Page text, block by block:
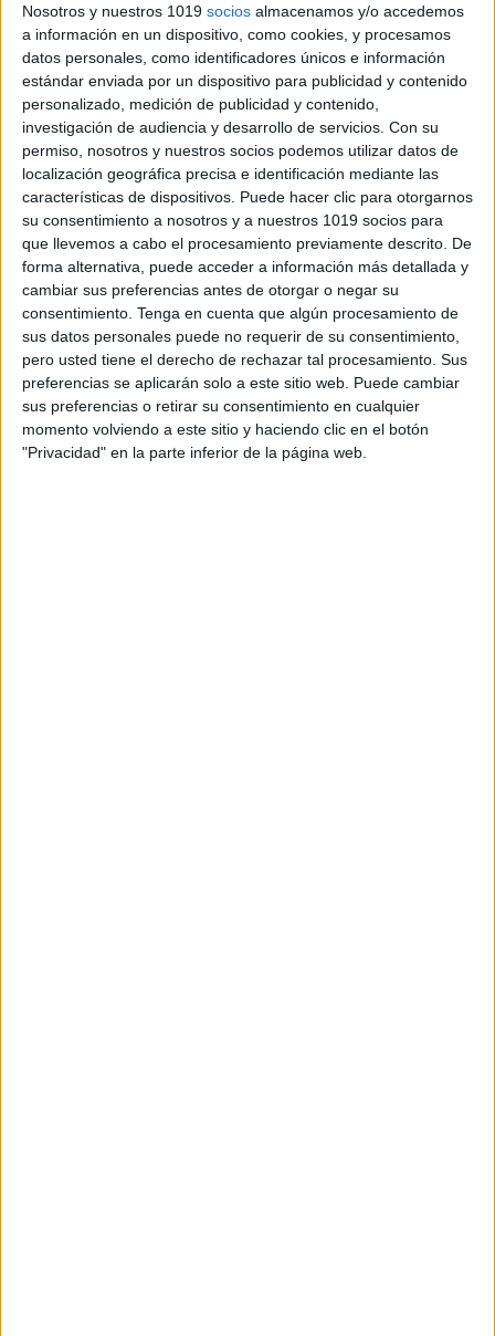
Nosotros y nuestros 1019 socios almacenamos y/o accedemos
a información en un dispositivo, como cookies, y procesamos
datos personales, como identificadores únicos e información
estándar enviada por un dispositivo para publicidad y contenido
personalizado, medición de publicidad y contenido,
investigación de audiencia y desarrollo de servicios. Con su
permiso, nosotros y nuestros socios podemos utilizar datos de
localización geográfica precisa e identificación mediante las
características de dispositivos. Puede hacer clic para otorgarnos
su consentimiento a nosotros y a nuestros 1019 socios para
que llevemos a cabo el procesamiento previamente descrito. De
forma alternativa, puede acceder a información más detallada y
cambiar sus preferencias antes de otorgar o negar su
consentimiento. Tenga en cuenta que algún procesamiento de
sus datos personales puede no requerir de su consentimiento,
pero usted tiene el derecho de rechazar tal procesamiento. Sus
preferencias se aplicarán solo a este sitio web. Puede cambiar
sus preferencias o retirar su consentimiento en cualquier
momento volviendo a este sitio y haciendo clic en el botón
"Privacidad" en la parte inferior de la página web.
ENLACE AFILIADO DE AMAZON